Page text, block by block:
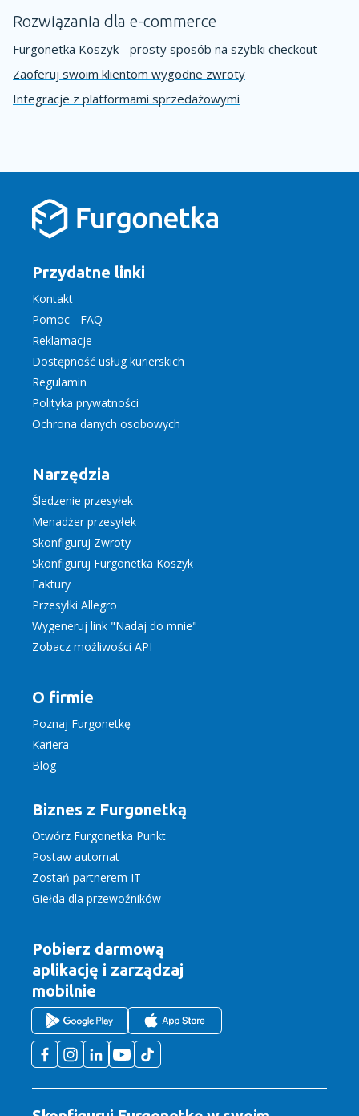
Rozwiązania dla e-commerce
Furgonetka Koszyk - prosty sposób na szybki checkout
Zaoferuj swoim klientom wygodne zwroty
Integracje z platformami sprzedażowymi
Przydatne linki
Kontakt
Pomoc - FAQ
Reklamacje
Dostępność usług kurierskich
Regulamin
Polityka prywatności
Ochrona danych osobowych
Narzędzia
Śledzenie przesyłek
Menadżer przesyłek
Skonfiguruj Zwroty
Skonfiguruj Furgonetka Koszyk
Faktury
Przesyłki Allegro
Wygeneruj link "Nadaj do mnie"
Zobacz możliwości API
O firmie
Poznaj Furgonetkę
Kariera
Blog
Biznes z Furgonetką
Otwórz Furgonetka Punkt
Postaw automat
Zostań partnerem IT
Giełda dla przewoźników
Pobierz darmową
aplikację i zarządzaj
mobilnie